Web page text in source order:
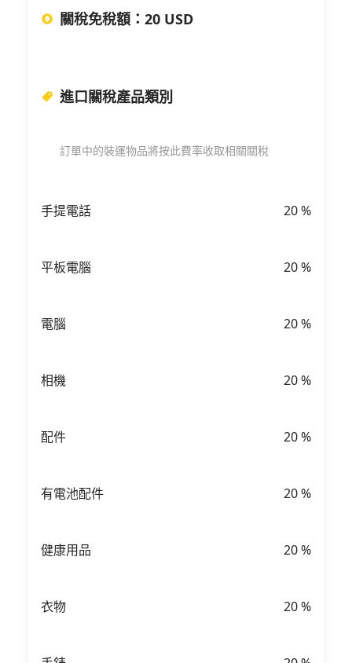
關稅免稅額 ： 20 USD
進口關稅產品類別
訂單中的裝運物品將按此費率收取相關關稅
手提電話 20%
平板電腦 20%
電腦 20%
相機 20%
配件 20%
有電池配件 20%
健康用品 20%
衣物 20%